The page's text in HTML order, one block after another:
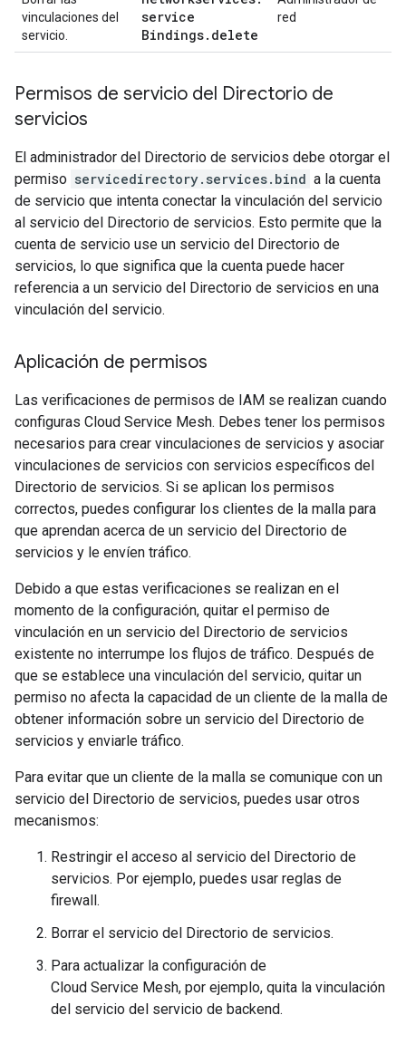
vinculaciones del
servicio.
service
Bindings. delete
red
Permisos de servicio del Directorio de
servicios
El administrador del Directorio de servicios debe otorgar el
permiso servicedirectory.services.bind a la cuenta
de servicio que intenta conectar la vinculación del servicio
al servicio del Directorio de servicios. Esto permite que la
cuenta de servicio use un servicio del Directorio de
servicios, lo que significa que la cuenta puede hacer
referencia a un servicio del Directorio de servicios en una
vinculación del servicio.
Aplicación de permisos
Las verificaciones de permisos de IAM se realizan cuando
configuras Cloud Service Mesh. Debes tener los permisos
necesarios para crear vinculaciones de servicios y asociar
vinculaciones de servicios con servicios específicos del
Directorio de servicios. Si se aplican los permisos
correctos, puedes configurar los clientes de la malla para
que aprendan acerca de un servicio del Directorio de
servicios y le envíen tráfico.
Debido a que estas verificaciones se realizan en el
momento de la configuración, quitar el permiso de
vinculación en un servicio del Directorio de servicios
existente no interrumpe los flujos de tráfico. Después de
que se establece una vinculación del servicio, quitar un
permiso no afecta la capacidad de un cliente de la malla de
obtener información sobre un servicio del Directorio de
servicios y enviarle tráfico.
Para evitar que un cliente de la malla se comunique con un
servicio del Directorio de servicios, puedes usar otros
mecanismos:
Restringir el acceso al servicio del Directorio de
servicios. Por ejemplo, puedes usar reglas de
firewall.
Borrar el servicio del Directorio de servicios.
Para actualizar la configuración de
Cloud Service Mesh, por ejemplo, quita la vinculación
del servicio del servicio de backend.